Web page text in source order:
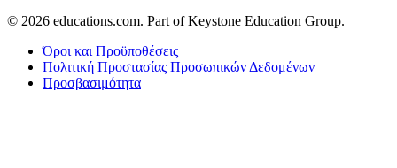
© 2026 educations.com. Part of Keystone Education Group.
Όροι και Προϋποθέσεις
Πολιτική Προστασίας Προσωπικών Δεδομένων
Προσβασιμότητα